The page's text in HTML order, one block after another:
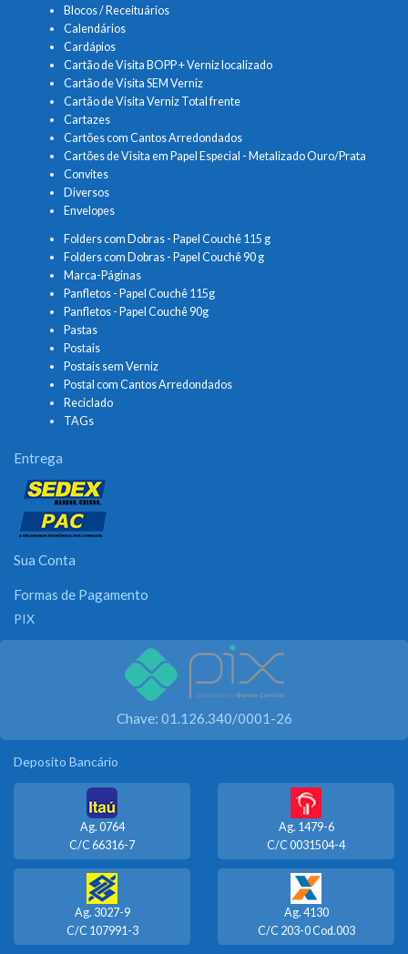
Blocos / Receituários
Calendários
Cardápios
Cartão de Visita BOPP + Verniz localizado
Cartão de Visita SEM Verniz
Cartão de Visita Verniz Total frente
Cartazes
Cartões com Cantos Arredondados
Cartões de Visita em Papel Especial - Metalizado Ouro/Prata
Convites
Diversos
Envelopes
Folders com Dobras - Papel Couchê 115 g
Folders com Dobras - Papel Couchê 90 g
Marca-Páginas
Panfletos - Papel Couchê 115g
Panfletos - Papel Couchê 90g
Pastas
Postais
Postais sem Verniz
Postal com Cantos Arredondados
Reciclado
TAGs
Entrega
Sua Conta
Formas de Pagamento
PIX
Chave: 01.126.340/0001-26
Deposito Bancário
Ag. 0764
C/C 66316-7
Ag. 1479-6
C/C 0031504-4
Ag. 3027-9
C/C 107991-3
Ag. 4130
C/C 203-0 Cod.003